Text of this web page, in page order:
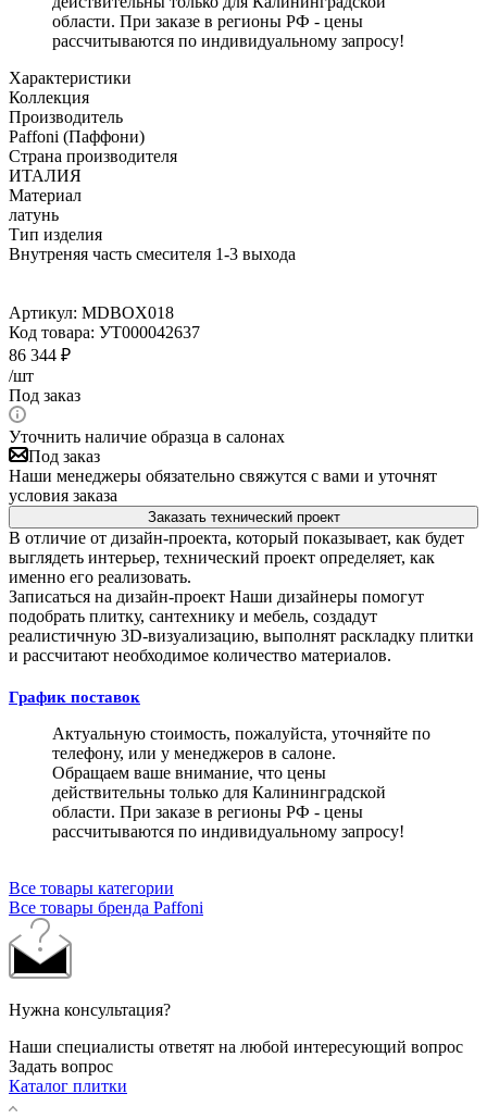
области. При заказе в регионы РФ - цены
рассчитываются по индивидуальному запросу!
Характеристики
Коллекция
Производитель
Paffoni (Паффони)
Страна производителя
ИТАЛИЯ
Материал
латунь
Тип изделия
Внутреняя часть смесителя 1-3 выхода
Артикул: MDBOX018
Код товара: УТ000042637
86 344 ₽
/шт
Под заказ
Уточнить наличие образца в салонах
Под заказ
Наши менеджеры обязательно свяжутся с вами и уточнят
условия заказа
Заказать технический проект
В отличие от дизайн-проекта, который показывает, как будет
выглядеть интерьер, технический проект определяет, как
именно его реализовать.
Записаться на дизайн-проект Наши дизайнеры помогут
подобрать плитку, сантехнику и мебель, создадут
реалистичную 3D-визуализацию, выполнят раскладку плитки
и рассчитают необходимое количество материалов.
График поставок
Актуальную стоимость, пожалуйста, уточняйте по
телефону, или у менеджеров в салоне.
Обращаем ваше внимание, что цены
действительны только для Калининградской
области. При заказе в регионы РФ - цены
рассчитываются по индивидуальному запросу!
Все товары категории
Все товары бренда Paffoni
Нужна консультация?
Наши специалисты ответят на любой интересующий вопрос
Задать вопрос
Каталог плитки